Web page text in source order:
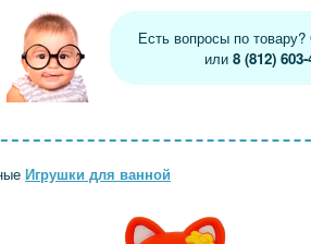
Есть вопросы по
или 8 (812) 603-
Игрушки для ванной